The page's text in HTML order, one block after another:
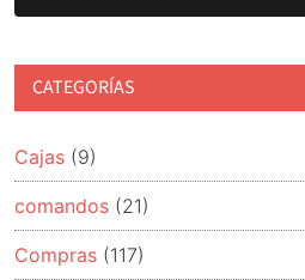
CATEGORÍAS
Cajas (9)
comandos (21)
Compras (117)